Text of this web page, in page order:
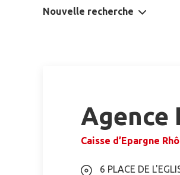
Nouvelle recherche
Agence
Caisse d’Epargne
6 PLACE DE